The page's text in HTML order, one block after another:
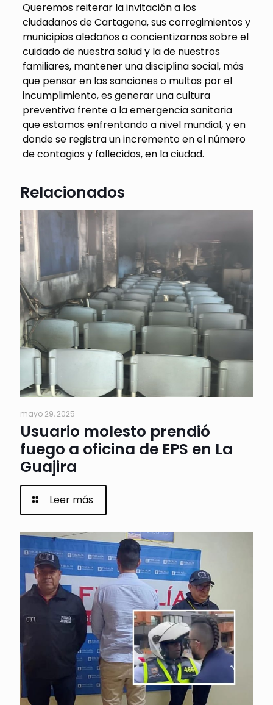
Queremos reiterar la invitación a los
ciudadanos de Cartagena, sus corregimientos y
municipios aledaños a concientizarnos sobre el
cuidado de nuestra salud y la de nuestros
familiares, mantener una disciplina social, más
que pensar en las sanciones o multas por el
incumplimiento, es generar una cultura
preventiva frente a la emergencia sanitaria
que estamos enfrentando a nivel mundial, y en
donde se registra un incremento en el número
de contagios y fallecidos, en la ciudad.
Relacionados
mayo 29, 2025
Usuario molesto prendió
fuego a oficina de EPS en La
Guajira
Leer más